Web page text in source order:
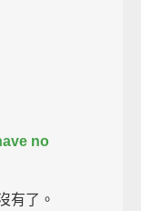
no
有了。